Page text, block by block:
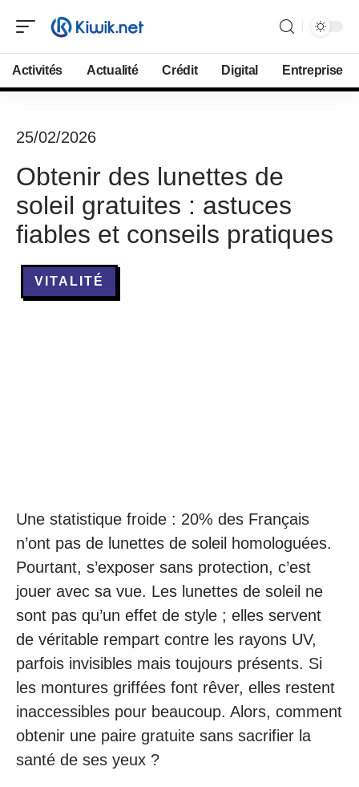
Activités Actualité Crédit Digital Entreprise
25/02/2026
Obtenir des lunettes de
soleil gratuites : astuces
fiables et conseils pratiques
VITALITÉ
Une statistique froide : 20% des Français
n’ont pas de lunettes de soleil homologuées.
Pourtant, s’exposer sans protection, c’est
jouer avec sa vue. Les lunettes de soleil ne
sont pas qu’un effet de style ; elles servent
de véritable rempart contre les rayons UV,
parfois invisibles mais toujours présents. Si
les montures griffées font rêver, elles restent
inaccessibles pour beaucoup. Alors, comment
obtenir une paire gratuite sans sacrifier la
santé de ses yeux ?